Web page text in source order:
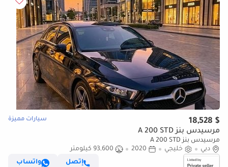
$ 18,528 سيارات مميزة
مرسيدس بنز A 200 STD
مرسيدس بنز A 200 STD
دبي
خليجي 2020
93,600 كيلومتر
إتصل
واتساب